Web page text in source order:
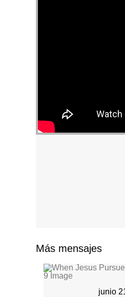
Más mensajes
junio